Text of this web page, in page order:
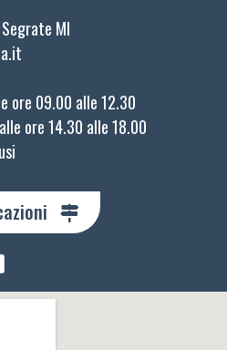
MI
ore 09.00 alle 12.30
ore 14.30 alle 18.00